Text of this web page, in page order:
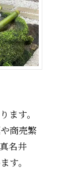
ます。
商売繁
名井
す。